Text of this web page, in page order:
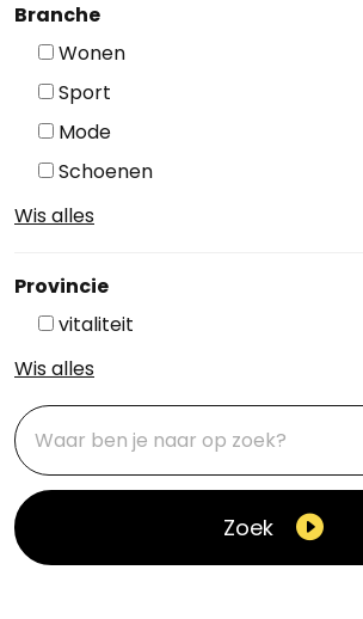
Branche
Wonen
Sport
Mode
Schoenen
Wis alles
Provincie
vitaliteit
Wis alles
Zoek